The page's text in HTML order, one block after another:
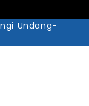
Undang-